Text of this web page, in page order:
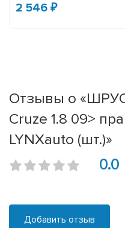
2 546 ₽
Отзывы о «ШРУС
Cruze 1.8 09>
LYNXauto (шт.)»
0.0
Добавить отзыв